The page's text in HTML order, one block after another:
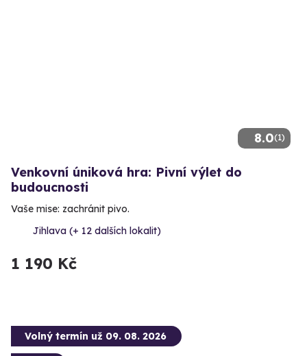
8.0(1)
Venkovní úniková hra: Pivní výlet do
budoucnosti
Vaše mise: zachránit pivo.
Jihlava (+ 12 dalších lokalit)
1 190 Kč
Volný termín už 09. 08. 2026